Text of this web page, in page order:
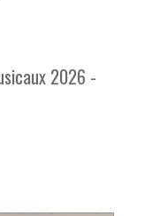
2026 -